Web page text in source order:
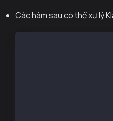
Các hàm sau có thể xử lý